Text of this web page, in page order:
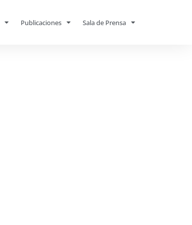
Publicaciones Sala de Prensa